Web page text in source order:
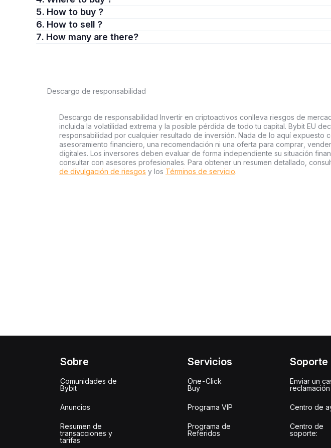
5. How to buy ?
6. How to sell ?
7. How many are there?
Descargo de responsabilidad
Descargo de responsabilidad Invertir en criptoactivos conlleva riesgos de
incluida la volatilidad extrema y la posible pérdida de todo tu capital. Bybit EU
responsabilidad por cualquier resultado de inversión. Nada de lo aquí expuesto
asesoramiento financiero, una recomendación ni una oferta para comprar,
digitales. Los inversores deben evaluar de forma independiente su situación
consultar con asesores profesionales. Para obtener un resumen detallado,
de divulgación de riesgos y los Términos de servicio.
Sobre
Comunidades de
Bybit
Anuncios
Resumen de
transacciones y
tarifas
Servicios
One-Click
Buy
Programa VIP
Programa de
Referidos
Soporte
Enviar un
reclamación
Centro de
Centro de
soporte: